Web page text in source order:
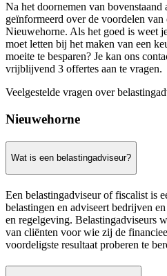
Na het doornemen van bovenstaand
geïnformeerd over de voordelen van
Nieuwehorne. Als het goed is weet
moet letten bij het maken van een
moeite te besparen? Je kan ons
vrijblijvend 3 offertes aan te vragen.
Veelgestelde vragen over
Nieuwehorne
Wat is een belastingadviseur?
Een belastingadviseur of fiscalist is
belastingen en adviseert bedrijven
en regelgeving. Belastingadviseurs
van cliënten voor wie zij de
voordeligste resultaat proberen te